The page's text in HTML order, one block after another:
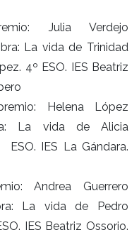
Julia Verdejo
La vida de Trinidad
4º ESO. IES Beatriz
Helena López
La vida de Alicia
ESO. IES La Gándara.
Andrea Guerrero
La vida de Pedro
IES Beatriz Ossorio.